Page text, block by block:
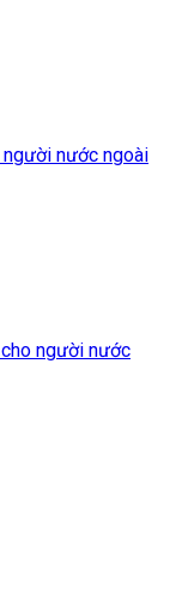
nước ngoài
người nước